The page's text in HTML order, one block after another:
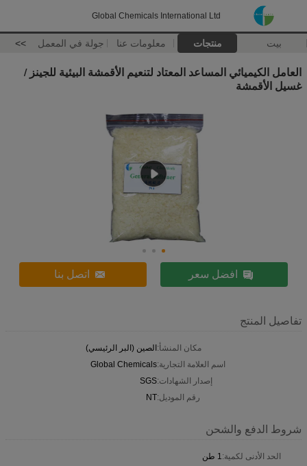
Global Chemicals International Ltd
بيت منتجات معلومات عنا جولة في المعمل >>
العامل الكيميائي المساعد المعتاد لتنعيم الأقمشة البيئية للجينز /
غسيل الأقمشة
افضل سعر اتصل بنا
تفاصيل المنتج
مكان المنشأ:الصين (البر الرئيسي)
اسم العلامة التجارية:Global Chemicals
إصدار الشهادات:SGS
رقم الموديل:NT
شروط الدفع والشحن
الحد الأدنى لكمية:1 طن